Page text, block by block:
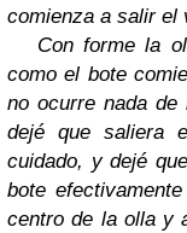
comienza a salir el
Con forme la
como el bote
no ocurre nada de
dejé que saliera
cuidado, y dejé
bote
centro de la olla y